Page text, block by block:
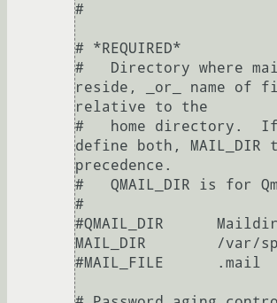
#
# *REQUIRED*
#   Directory where
reside, _or_ name of
relative to the
#   home directory.  If
define both, MAIL_DIR
precedence.
#   QMAIL_DIR is for
#
#QMAIL_DIR      Maildir
MAIL_DIR        /var/
#MAIL_FILE      .mail